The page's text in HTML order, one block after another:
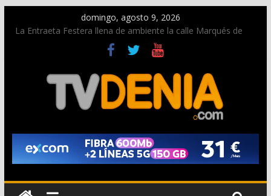
domingo, agosto 9, 2026
La Entraeta Festera llena de ambiente la calle Marqués de
Campo con la recepción a la Capitanía Cristiana
Dos personas fallecen en un grave accidente en la N-332
entre Benissa y Calp
Una nueva oportunidad para donar sangre en Cruz Roja
El bando moro protagonista en la Segunda Entraeta Festera
Paco Adsuar dona al Arxiu de Dénia más de 50.000 imágenes
de la memoria visual de la ciudad